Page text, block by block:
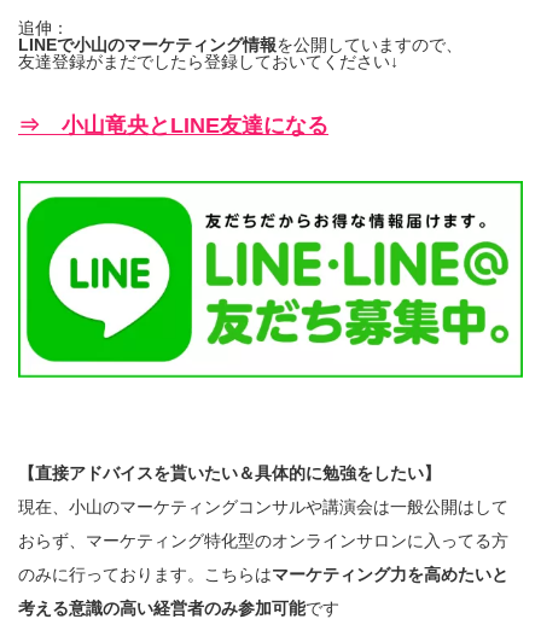
追伸：
LINEで小山のマーケティング情報を公開していますので、
友達登録がまだでしたら登録しておいてください↓
⇒ 小山竜央とLINE友達になる
【直接アドバイスを貰いたい＆具体的に勉強をしたい】
現在、小山のマーケティングコンサルや講演会は一般公開はして
おらず、マーケティング特化型のオンラインサロンに入ってる方
のみに行っております。こちらはマーケティング力を高めたいと
考える意識の高い経営者のみ参加可能です